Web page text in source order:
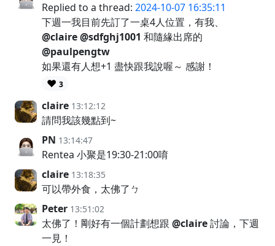
Replied to a thread: 2024-10-07 16:35:11
下週一我目前先訂了一桌4人位置，有我、
@claire@sdfghj1001 和隨緣出席的
@paulpengtw
如果還有人想+1 盡快跟我說喔～ 感謝！
❤️ 3
claire 13:12:12
請問我該幾點到~
PN 13:14:47
Rentea 小聚是19:30-21:00唷
claire 13:18:35
可以帶外食，太佛了ㄅ
Peter 13:51:02
太佛了！剛好有一個計劃想跟 @claire討論，下週
一見！